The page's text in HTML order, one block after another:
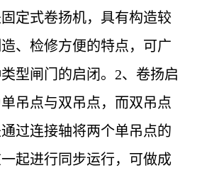
定式卷扬机，具有构造较
、检修方便的特点，可广
型闸门的启闭。2、卷扬启
吊点与双吊点，而双吊点
过连接轴将两个单吊点的
起进行同步运行，可做成